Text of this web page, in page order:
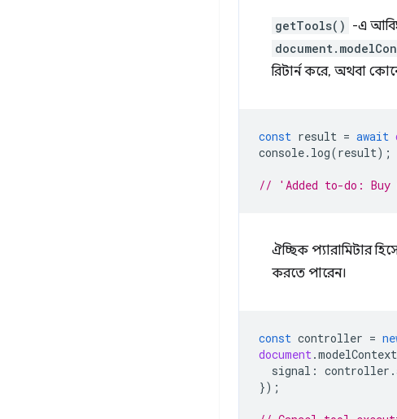
getTools() -এ
রিটার্ন করে, অথবা
const result = await
console. log(result);
// 'Added to-do: Buy
ঐচ্ছিক প্যারামিটার
করতে পারেন।
const controller =
document.modelContext
signal : controller .
});